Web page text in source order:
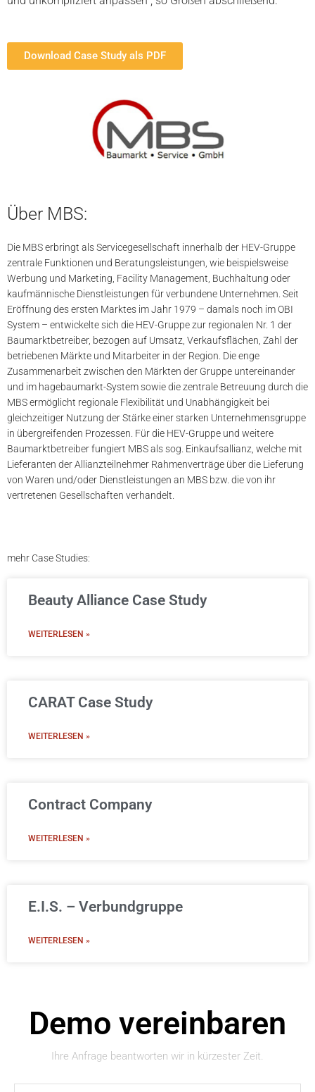
Download Case Study als PDF
Über MBS:
Die MBS erbringt als Servicegesellschaft innerhalb der HEV-Gruppe
zentrale Funktionen und Beratungsleistungen, wie beispielsweise
Werbung und Marketing, Facility Management, Buchhaltung oder
kaufmännische Dienstleistungen für verbundene Unternehmen. Seit
Eröffnung des ersten Marktes im Jahr 1979 – damals noch im OBI
System – entwickelte sich die HEV-Gruppe zur regionalen Nr. 1 der
Baumarktbetreiber, bezogen auf Umsatz, Verkaufsflächen, Zahl der
betriebenen Märkte und Mitarbeiter in der Region. Die enge
Zusammenarbeit zwischen den Märkten der Gruppe untereinander
und im hagebaumarkt-System sowie die zentrale Betreuung durch die
MBS ermöglicht regionale Flexibilität und Unabhängigkeit bei
gleichzeitiger Nutzung der Stärke einer starken Unternehmensgruppe
in übergreifenden Prozessen. Für die HEV-Gruppe und weitere
Baumarktbetreiber fungiert MBS als sog. Einkaufsallianz, welche mit
Lieferanten der Allianzteilnehmer Rahmenverträge über die Lieferung
von Waren und/oder Dienstleistungen an MBS bzw. die von ihr
vertretenen Gesellschaften verhandelt.
mehr Case Studies:
Beauty Alliance Case Study
WEITERLESEN »
CARAT Case Study
WEITERLESEN »
Contract Company
WEITERLESEN »
E.I.S. – Verbundgruppe
WEITERLESEN »
Demo vereinbaren
Ihre Anfrage beantworten wir in kürzester Zeit.